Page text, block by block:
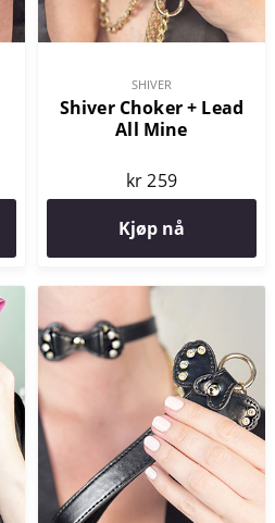
SHIVER
Shiver Choker + Lead
All Mine
kr 259
Kjøp nå